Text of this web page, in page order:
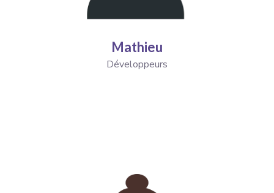
Mathieu
Développeurs